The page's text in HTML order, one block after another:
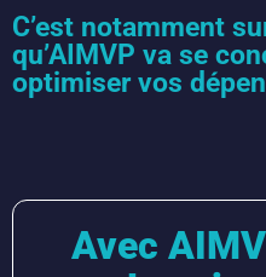
C’est notamment
qu’AIMVP va se
optimiser vos
Avec